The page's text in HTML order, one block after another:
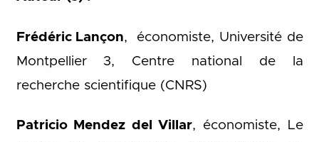
Frédéric Lançon, économiste, Université de
Montpellier 3, Centre national de la
recherche scientifique (CNRS)
Patricio Mendez del Villar, économiste, Le